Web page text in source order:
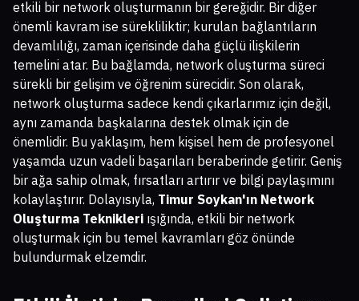
etkili bir network oluşturmanın bir gereğidir. Bir diğer
önemli kavram ise sürekliliktir; kurulan bağlantıların
devamlılığı, zaman içerisinde daha güçlü ilişkilerin
temelini atar. Bu bağlamda, network oluşturma süreci
sürekli bir gelişim ve öğrenim sürecidir. Son olarak,
network oluşturma sadece kendi çıkarlarımız için değil,
aynı zamanda başkalarına destek olmak için de
önemlidir. Bu yaklaşım, hem kişisel hem de profesyonel
yaşamda uzun vadeli başarıları beraberinde getirir. Geniş
bir ağa sahip olmak, fırsatları artırır ve bilgi paylaşımını
kolaylaştırır. Dolayısıyla, Timur Soykan'ın Network
Oluşturma Teknikleri ışığında, etkili bir network
oluşturmak için bu temel kavramları göz önünde
bulundurmak elzemdir.